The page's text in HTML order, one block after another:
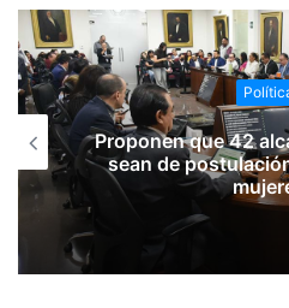
Proponen que 42
sean de